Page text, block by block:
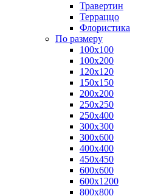
Травертин
Терраццо
Флористика
По размеру
100х100
100х200
120х120
150х150
200х200
250х250
250х400
300х300
300х600
400х400
450х450
600х600
600х1200
800х800